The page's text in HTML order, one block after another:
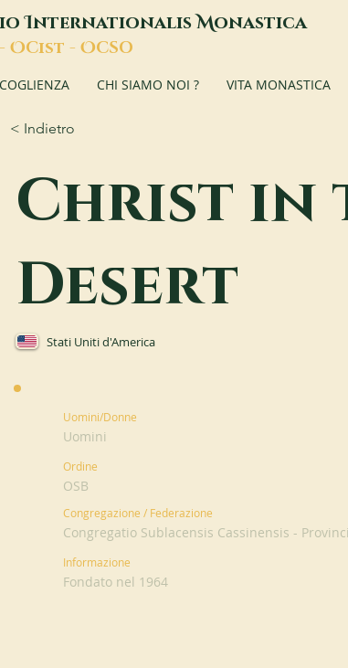
InternationalisMonastica
OCist - OCSO
CHI SIAMO NOI ? VITA MONASTICA
< Indietro
Christ in
Desert
Stati Uniti d'America
Uomini/Donne
Uomini
Ordine
OSB
Congregazione / Federazione
Congregatio Sublacensis Cassinensis -
Informazione
Fondato nel 1964